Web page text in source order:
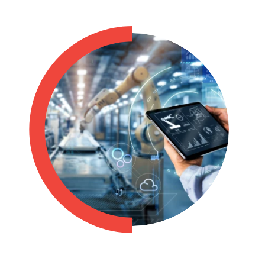
Switzerland
UK & Ireland
USA & Canada